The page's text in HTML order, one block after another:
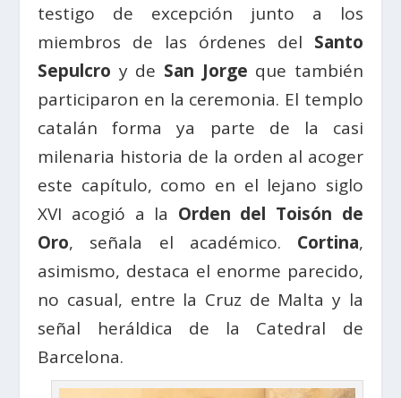
testigo de excepción junto a los
miembros de las órdenes del Santo
Sepulcro y de San Jorge que también
participaron en la ceremonia. El templo
catalán forma ya parte de la casi
milenaria historia de la orden al acoger
este capítulo, como en el lejano siglo
XVI acogió a la Orden del Toisón de
Oro, señala el académico. Cortina,
asimismo, destaca el enorme parecido,
no casual, entre la Cruz de Malta y la
señal heráldica de la Catedral de
Barcelona.